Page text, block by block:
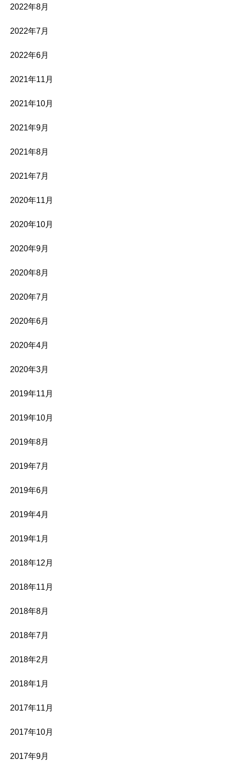
2022年8月
2022年7月
2022年6月
2021年11月
2021年10月
2021年9月
2021年8月
2021年7月
2020年11月
2020年10月
2020年9月
2020年8月
2020年7月
2020年6月
2020年4月
2020年3月
2019年11月
2019年10月
2019年8月
2019年7月
2019年6月
2019年4月
2019年1月
2018年12月
2018年11月
2018年8月
2018年7月
2018年2月
2018年1月
2017年11月
2017年10月
2017年9月